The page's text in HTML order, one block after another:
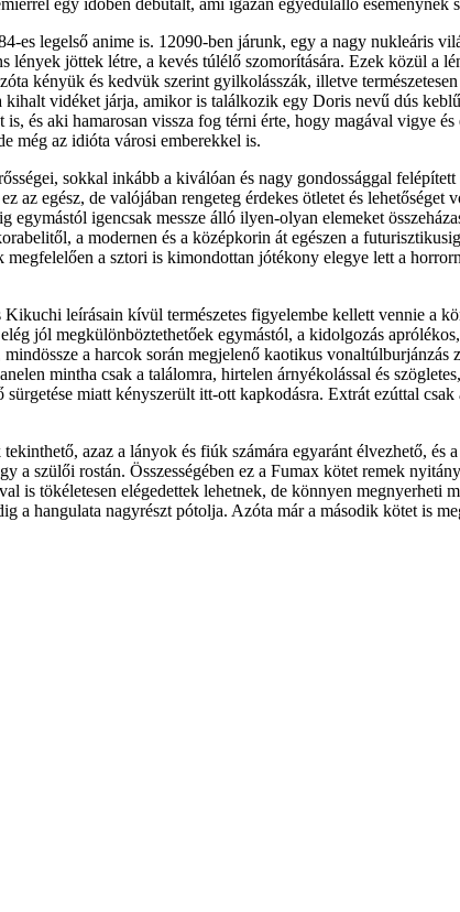
es legelső anime is. 12090-ben járunk, egy a nagy nukleáris
jöttek létre, a kevés túlélő szomorítására. Ezek közül a
kényük és kedvük szerint gyilkolásszák, illetve
kihalt vidéket járja, amikor is találkozik egy Doris nevű dús
és aki hamarosan vissza fog térni érte, hogy magával vigye
még az idióta városi emberekkel is.
sokkal inkább a kiválóan és nagy gondossággal
egész, de valójában rengeteg érdekes ötletet és
igencsak messze álló ilyen-olyan elemeket
a modernen és a középkorin át egészen a
a sztori is kimondottan jótékony elegye lett a
leírásain kívül természetes figyelembe kellett vennie a
jól megkülönböztethetőek egymástól, a kidolgozás
a harcok során megjelenő kaotikus
mintha csak a találomra, hirtelen árnyékolással és
miatt kényszerült itt-ott kapkodásra. Extrát ezúttal
azaz a lányok és fiúk számára egyaránt élvezhető,
a szülői rostán. Összességében ez a Fumax kötet remek
is tökéletesen elégedettek lehetnek, de könnyen megnyerheti
a hangulata nagyrészt pótolja. Azóta már a második kötet is